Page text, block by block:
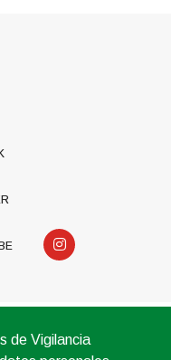
de Vigilancia